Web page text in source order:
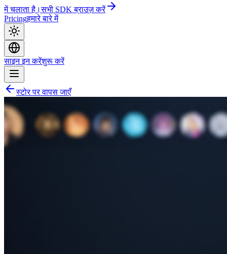
में चलाता है।सभी SDK ब्राउज़ करें
Pricingहमारे बारे में
साइन इन करेंशुरू करें
स्टोर पर वापस जाएँ